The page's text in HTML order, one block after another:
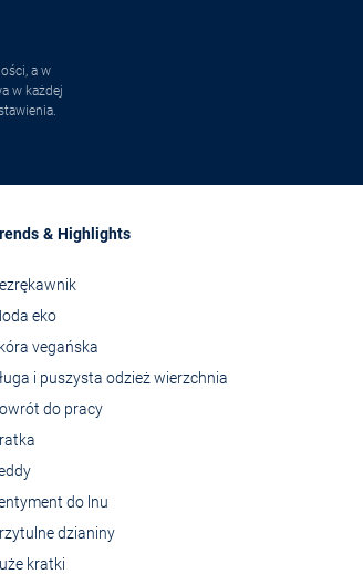
a w
w każdej
& Highlights
eko
vegańska
i puszysta odzież wierzchnia
do pracy
do lnu
dzianiny
kratki